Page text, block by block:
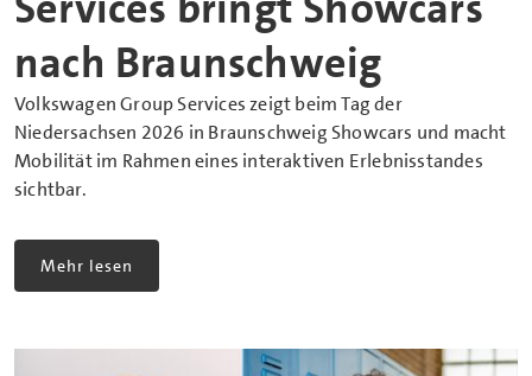
nach Braunschweig
Volkswagen Group Services zeigt beim Tag der
Niedersachsen 2026 in Braunschweig Showcars und macht
Mobilität im Rahmen eines interaktiven Erlebnisstandes
sichtbar.
Mehr lesen